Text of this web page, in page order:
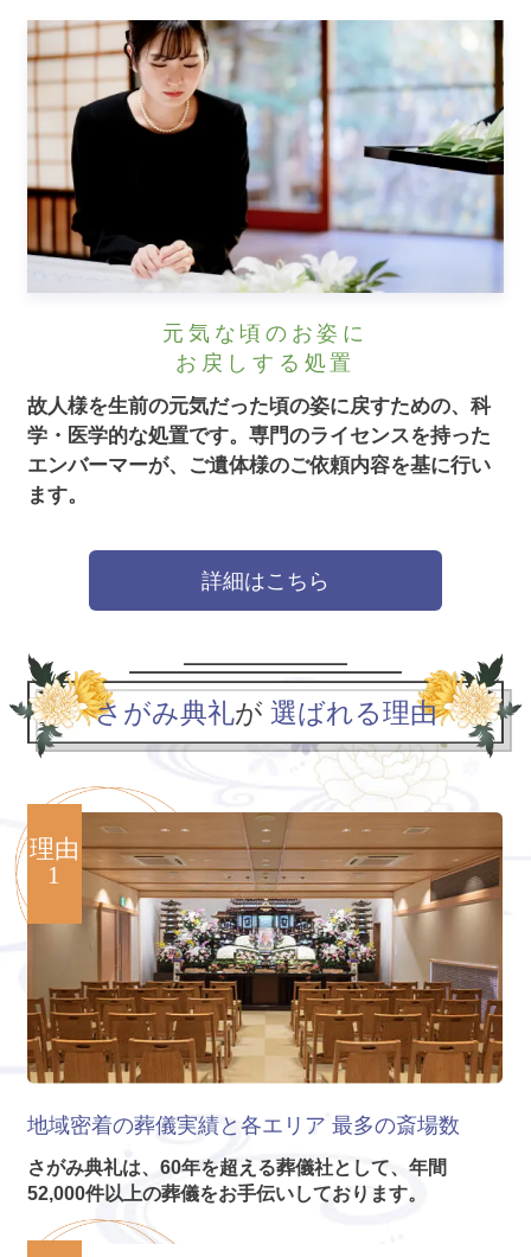
元気な頃のお姿に
お戻しする処置
故人様を生前の元気だった頃の姿に戻すための、科
学・医学的な処置です。 専門のライセンスを持った
エンバーマーが、ご遺体様のご依頼内容を基に行い
ます。
詳細はこちら
さがみ典礼が 選ばれる理由
理由
1
地域密着の葬儀実績と各エリア 最多の斎場数
さがみ典礼は、60年を超える葬儀社として、年間
52,000件以上の葬儀をお手伝いしております。